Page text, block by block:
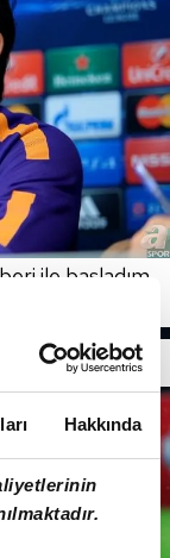
Hakkında
ile başladım